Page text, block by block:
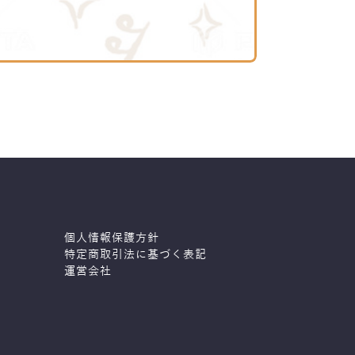
個人情報保護方針
特定商取引法に基づく表記
運営会社